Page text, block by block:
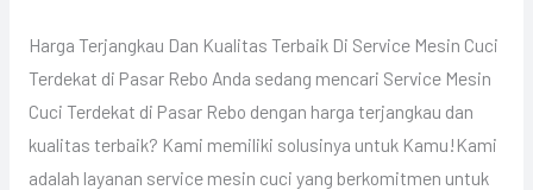
Harga Terjangkau Dan Kualitas Terbaik Di Service Mesin Cuci
Terdekat di Pasar Rebo Anda sedang mencari Service Mesin
Cuci Terdekat di Pasar Rebo dengan harga terjangkau dan
kualitas terbaik? Kami memiliki solusinya untuk Kamu!Kami
adalah layanan service mesin cuci yang berkomitmen untuk